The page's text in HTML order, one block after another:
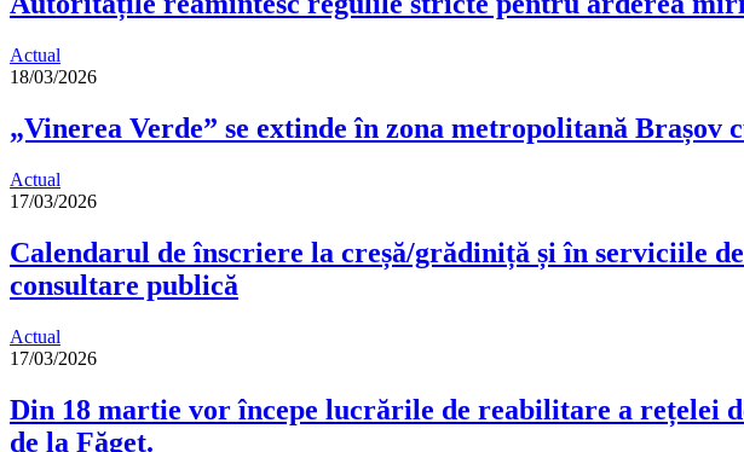
Actual
18/03/2026
„Vinerea Verde” se extinde în zona metropolitană Brașov
Actual
17/03/2026
Calendarul de înscriere la creșă/grădiniță și în serviciile
consultare publică
Actual
17/03/2026
Din 18 martie vor începe lucrările de reabilitare a rețelei
de la Făget.